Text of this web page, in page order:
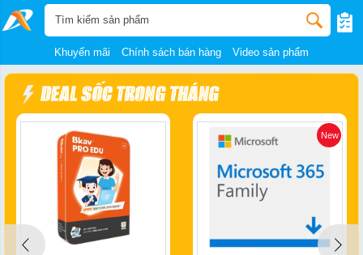
Khuyến mãi Chính sách bán hàng Video sản phẩm
New